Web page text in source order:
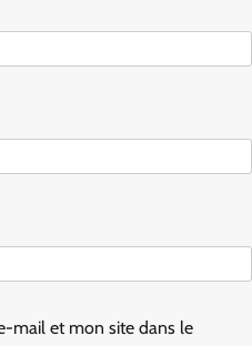
mail et mon site dans le